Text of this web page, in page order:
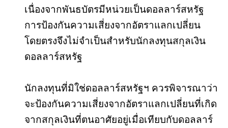
เนื่องจากพันธบัตรมีหน่วยเป็นดอลลาร์สหรัฐ
การป้องกันความเสี่ยงจากอัตราแลกเปลี่ยน
โดยตรงจึงไม่จำเป็นสำหรับนักลงทุนสกุลเงิน
ดอลลาร์สหรัฐ
นักลงทุนที่มิใช่ดอลลาร์สหรัฐฯ ควรพิจารณาว่า
จะป้องกันความเสี่ยงจากอัตราแลกเปลี่ยนที่เกิด
จากสกุลเงินที่ตนอาศัยอยู่เมื่อเทียบกับดอลลาร์